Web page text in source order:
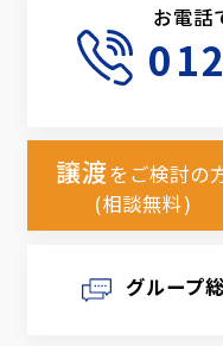
お電話
譲渡をご検討の
(相談無料)
グループ